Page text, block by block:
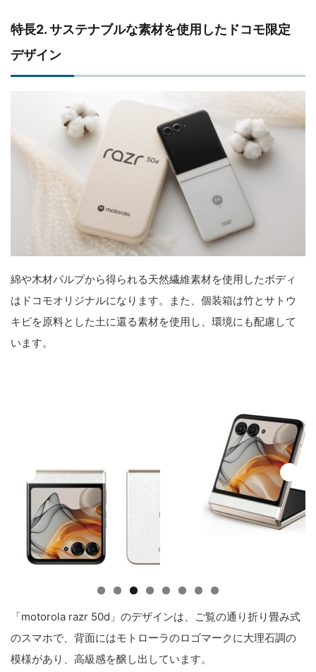
特長2. サステナブルな素材を使用したドコモ限定
デザイン
綿や木材パルプから得られる天然繊維素材を使用したボディ
はドコモオリジナルになります。また、個装箱は竹とサトウ
キビを原料とした土に還る素材を使用し、環境にも配慮して
います。
「motorola razr 50d」のデザインは、ご覧の通り折り畳み式
のスマホで、背面にはモトローラのロゴマークに大理石調の
模様があり、高級感を醸し出しています。